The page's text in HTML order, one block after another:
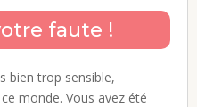
faute !
bien trop sensible,
monde. Vous avez été